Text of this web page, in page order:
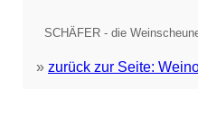
SCHÄFER - die
» zurück zur Seite: